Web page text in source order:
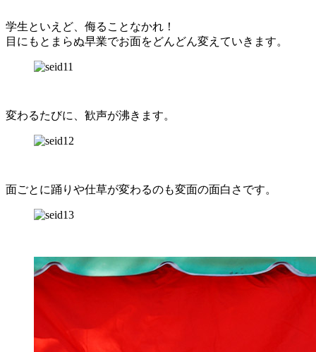
学生といえど、侮ることなかれ！
目にもとまらぬ早業でお面をどんどん変えていきます。
変わるたびに、歓声が沸きます。
面ごとに踊りや仕草が変わるのも変面の面白さです。